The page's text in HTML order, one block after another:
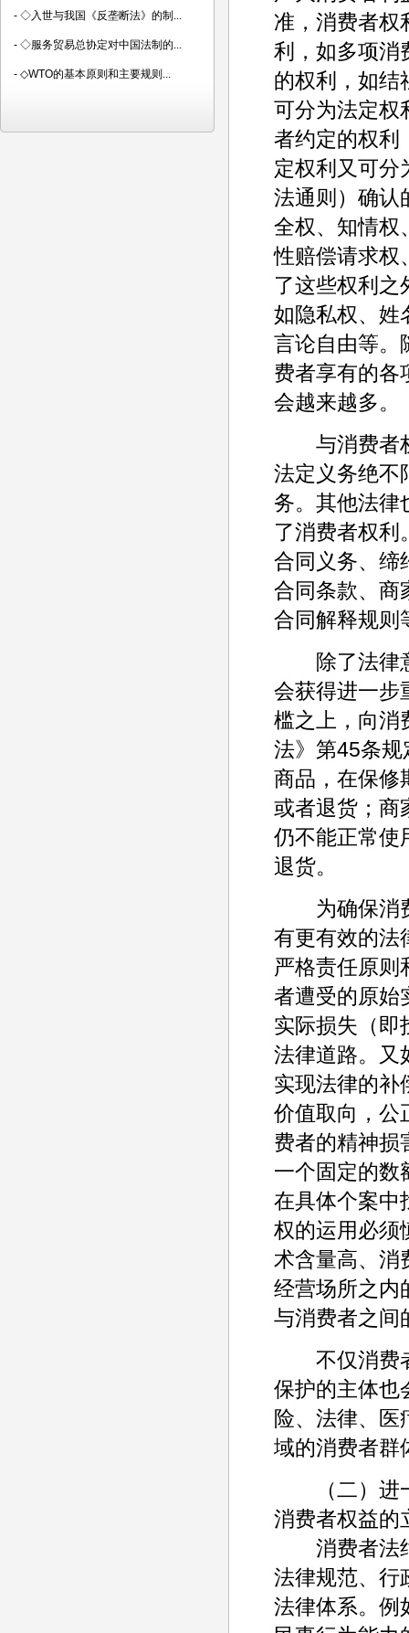
准，消费者权
利，如多项消
的权利，如结
可分为法定权
者约定的权利
定权利又可分
法通则）确认
全权、知情权
性赔偿请求权
了这些权利之
如隐私权、姓
言论自由等。
费者享有的各
会越来越多。
与消费者权
法定义务绝不
务。其他法律
了消费者权利
合同义务、缔
合同条款、商
合同解释规则
除了法律意
会获得进一步
槛之上，向消
法》第45条
商品，在保修
或者退货；商
仍不能正常使
退货。
为确保消费
有更有效的法
严格责任原则
者遭受的原始
实际损失（即
法律道路。又
实现法律的补
价值取向，公
费者的精神损
一个固定的数
在具体个案中
权的运用必须
术含量高、消
经营场所之内
与消费者之间
不仅消费者
保护的主体也
险、法律、医
域的消费者群
（二）进一
消费者权益的
消费者法绝
法律规范、行
法律体系。例
- ◇入世与我国《反垄断法》的制...
- ◇服务贸易总协定对中国法制的...
- ◇WTO的基本原则和主要规则...